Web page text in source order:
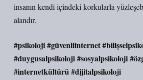
insanın kendi içindeki korkularla
alandır.
#psikoloji#güvenliinternet
#duygusalpsikoloji#sosyalpsikoloji
#internetkültürü#dijitalpsikoloji